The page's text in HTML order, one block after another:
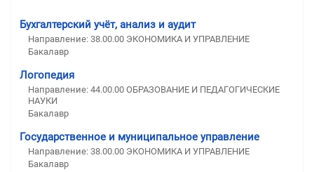
Бухгалтерский учёт, анализ и аудит
Направление: 38.00.00 ЭКОНОМИКА И УПРАВЛЕНИЕ
Бакалавр
Логопедия
Направление: 44.00.00 ОБРАЗОВАНИЕ И ПЕДАГОГИЧЕСКИЕ
НАУКИ
Бакалавр
Государственное и муниципальное управление
Направление: 38.00.00 ЭКОНОМИКА И УПРАВЛЕНИЕ
Бакалавр